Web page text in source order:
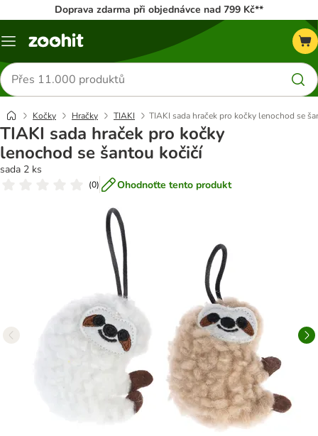
Doprava zdarma při objednávce nad 799 Kč**
Menu
Hledat
produkty
Kočky Hračky TIAKI TIAKI sada hraček pro kočky lenochod se
TIAKI sada hraček pro kočky
lenochod se šantou kočičí
sada 2 ks
(0) Ohodnoťte tento produkt